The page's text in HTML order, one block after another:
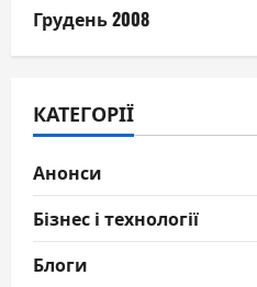
Грудень 2008
КАТЕГОРІЇ
Анонси
Бізнес і технології
Блоги